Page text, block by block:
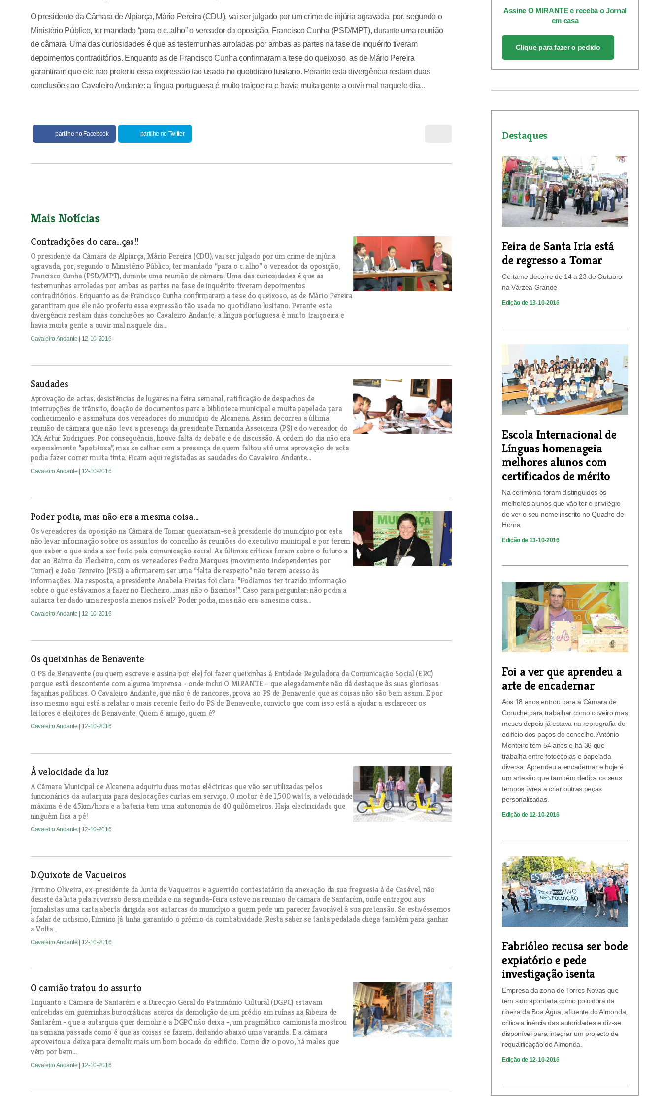
O presidente da Câmara de Alpiarça, Mário Pereira (CDU), vai ser julgado por um crime de injúria agravada, por, segundo o
Ministério Público, ter mandado “para o c..alho” o vereador da oposição, Francisco Cunha (PSD/MPT), durante uma reunião
de câmara. Uma das curiosidades é que as testemunhas arroladas por ambas as partes na fase de inquérito tiveram
depoimentos contraditórios. Enquanto as de Francisco Cunha confirmaram a tese do queixoso, as de Mário Pereira
garantiram que ele não proferiu essa expressão tão usada no quotidiano lusitano. Perante esta divergência restam duas
conclusões ao Cavaleiro Andante: a língua portuguesa é muito traiçoeira e havia muita gente a ouvir mal naquele dia...
partilhe no Facebook partilhe no Twitter
Mais Notícias
Contradições do cara...ças!!
O presidente da Câmara de Alpiarça, Mário Pereira (CDU), vai ser julgado por um crime de injúria
agravada, por, segundo o Ministério Público, ter mandado “para o c..alho” o vereador da oposição,
Francisco Cunha (PSD/MPT), durante uma reunião de câmara. Uma das curiosidades é que as
testemunhas arroladas por ambas as partes na fase de inquérito tiveram depoimentos
contraditórios. Enquanto as de Francisco Cunha confirmaram a tese do queixoso, as de Mário Pereira
garantiram que ele não proferiu essa expressão tão usada no quotidiano lusitano. Perante esta
divergência restam duas conclusões ao Cavaleiro Andante: a língua portuguesa é muito traiçoeira e
havia muita gente a ouvir mal naquele dia...
Cavaleiro Andante | 12-10-2016
Saudades
Aprovação de actas, desistências de lugares na feira semanal, ratificação de despachos de
interrupções de trânsito, doação de documentos para a biblioteca municipal e muita papelada para
conhecimento e assinatura dos vereadores do município de Alcanena. Assim decorreu a última
reunião de câmara que não teve a presença da presidente Fernanda Asseiceira (PS) e do vereador do
ICA Artur Rodrigues. Por consequência, houve falta de debate e de discussão. A ordem do dia não era
especialmente “apetitosa”, mas se calhar com a presença de quem faltou até uma aprovação de acta
podia fazer correr muita tinta. Ficam aqui registadas as saudades do Cavaleiro Andante...
Cavaleiro Andante | 12-10-2016
Poder podia, mas não era a mesma coisa...
Os vereadores da oposição na Câmara de Tomar queixaram-se à presidente do município por esta
não levar informação sobre os assuntos do concelho às reuniões do executivo municipal e por terem
que saber o que anda a ser feito pela comunicação social. As últimas críticas foram sobre o futuro a
dar ao Bairro do Flecheiro, com os vereadores Pedro Marques (movimento Independentes por
Tomar) e João Tenreiro (PSD) a afirmarem ser uma “falta de respeito” não terem acesso às
informações. Na resposta, a presidente Anabela Freitas foi clara: “Podíamos ter trazido informação
sobre o que estávamos a fazer no Flecheiro….mas não o fizemos!”. Caso para perguntar: não podia a
autarca ter dado uma resposta menos risível? Poder podia, mas não era a mesma coisa...
Cavaleiro Andante | 12-10-2016
Os queixinhas de Benavente
O PS de Benavente (ou quem escreve e assina por ele) foi fazer queixinhas à Entidade Reguladora da Comunicação Social (ERC)
porque está descontente com alguma imprensa - onde inclui O MIRANTE - que alegadamente não dá destaque às suas gloriosas
façanhas políticas. O Cavaleiro Andante, que não é de rancores, prova ao PS de Benavente que as coisas não são bem assim. E por
isso mesmo aqui está a relatar o mais recente feito do PS de Benavente, convicto que com isso está a ajudar a esclarecer os
leitores e eleitores de Benavente. Quem é amigo, quem é?
Cavaleiro Andante | 12-10-2016
À velocidade da luz
A Câmara Municipal de Alcanena adquiriu duas motas eléctricas que vão ser utilizadas pelos
funcionários da autarquia para deslocações curtas em serviço. O motor é de 1,500 watts, a velocidade
máxima é de 45km/hora e a bateria tem uma autonomia de 40 quilómetros. Haja electricidade que
ninguém fica a pé!
Cavaleiro Andante | 12-10-2016
D.Quixote de Vaqueiros
Firmino Oliveira, ex-presidente da Junta de Vaqueiros e aguerrido contestatário da anexação da sua freguesia à de Casével, não
desiste da luta pela reversão dessa medida e na segunda-feira esteve na reunião de câmara de Santarém, onde entregou aos
jornalistas uma carta aberta dirigida aos autarcas do município a quem pede um parecer favorável à sua pretensão. Se estivéssemos
a falar de ciclismo, Firmino já tinha garantido o prémio da combatividade. Resta saber se tanta pedalada chega também para ganhar
a Volta...
Cavaleiro Andante | 12-10-2016
O camião tratou do assunto
Enquanto a Câmara de Santarém e a Direcção Geral do Património Cultural (DGPC) estavam
entretidas em guerrinhas burocráticas acerca da demolição de um prédio em ruínas na Ribeira de
Santarém - que a autarquia quer demolir e a DGPC não deixa -, um pragmático camionista mostrou
na semana passada como é que as coisas se fazem, deitando abaixo uma varanda. E a câmara
aproveitou a deixa para demolir mais um bom bocado do edifício. Como diz o povo, há males que
vêm por bem...
Cavaleiro Andante | 12-10-2016
Assine O MIRANTE e receba o Jornal
em casa
Clique para fazer o pedido
Destaques
Feira de Santa Iria está
de regresso a Tomar
Certame decorre de 14 a 23 de Outubro
na Várzea Grande
Edição de 13-10-2016
Escola Internacional de
Línguas homenageia
melhores alunos com
certificados de mérito
Na cerimónia foram distinguidos os
melhores alunos que vão ter o privilégio
de ver o seu nome inscrito no Quadro de
Honra
Edição de 13-10-2016
Foi a ver que aprendeu a
arte de encadernar
Aos 18 anos entrou para a Câmara de
Coruche para trabalhar como coveiro mas
meses depois já estava na reprografia do
edifício dos paços do concelho. António
Monteiro tem 54 anos e há 36 que
trabalha entre fotocópias e papelada
diversa. Aprendeu a encadernar e hoje é
um artesão que também dedica os seus
tempos livres a criar outras peças
personalizadas.
Edição de 12-10-2016
Fabrióleo recusa ser bode
expiatório e pede
investigação isenta
Empresa da zona de Torres Novas que
tem sido apontada como poluidora da
ribeira da Boa Água, afluente do Almonda,
critica a inércia das autoridades e diz-se
disponível para integrar um projecto de
requalificação do Almonda.
Edição de 12-10-2016